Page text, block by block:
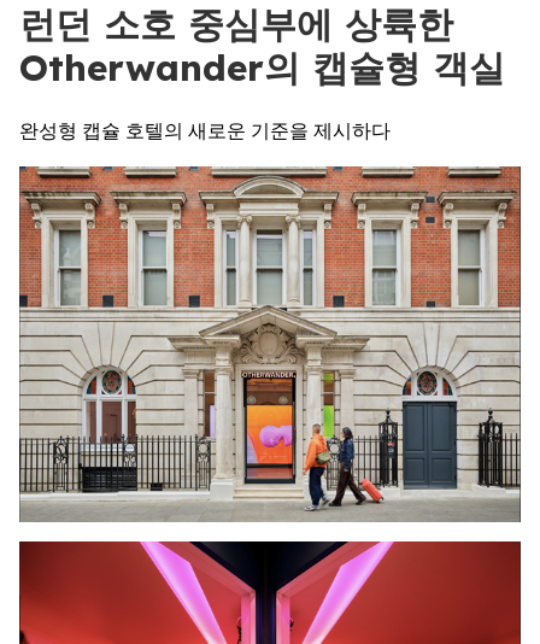
런던 소호 중심부에 상륙한
Otherwander의 캡슐형 객실
완성형 캡슐 호텔의 새로운 기준을 제시하다